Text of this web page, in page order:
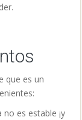
que es un
es estable ¡y